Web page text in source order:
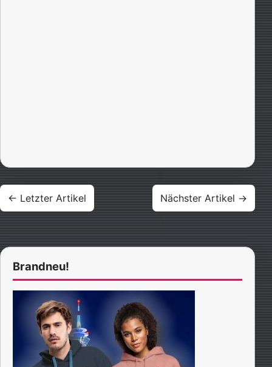
Beitragsnavigation
← Letzter Artikel Nächster Artikel →
Brandneu!